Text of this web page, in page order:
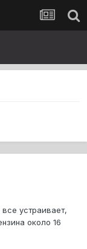
устраивает,
около 16